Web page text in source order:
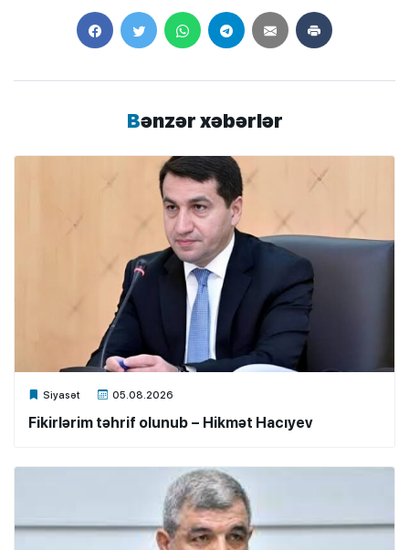
Bənzər xəbərlər
Siyasət 05.08.2026
Xalq.Online
Fikirlərim təhrif olunub – Hikmət Hacıyev